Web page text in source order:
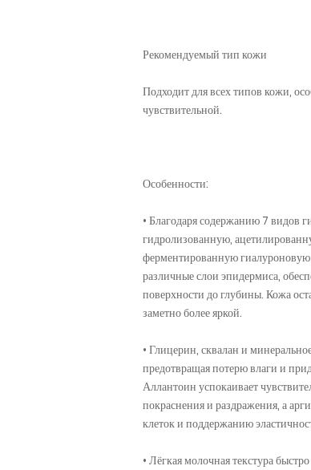
Рекомендуемый тип кожи
Подходит для всех типов кожи,
чувствительной.
Особенности:
• Благодаря содержанию 7 видов
гидролизованную,
ферментированную гиалуроновую
различные слои эпидермиса,
поверхности до глубины. Кожа
заметно более яркой.
• Глицерин, сквалан и
предотвращая потерю влаги и
Аллантоин успокаивает
покраснения и раздражения, а
клеток и поддержанию
• Лёгкая молочная текстура